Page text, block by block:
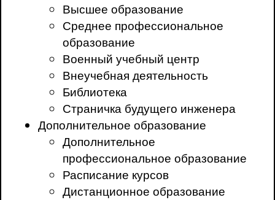
Высшее образование
Среднее профессиональное
образование
Военный учебный центр
Внеучебная деятельность
Библиотека
Страничка будущего инженера
Дополнительное образование
Дополнительное
профессиональное образование
Расписание курсов
Дистанционное образование